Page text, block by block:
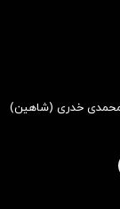
محمدی خدری (شاهین)